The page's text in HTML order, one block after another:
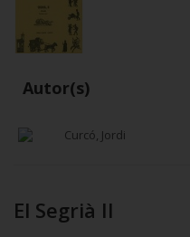
Autor(s)
Curcó, Jordi
El Segrià II